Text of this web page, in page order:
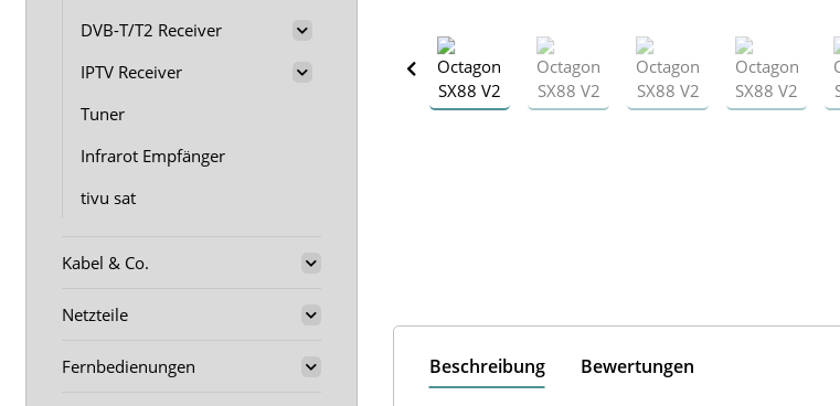
Beschreibung Bewertungen
DVB-T/T2 Receiver
IPTV Receiver
Tuner
Infrarot Empfänger
tivu sat
Kabel & Co.
Netzteile
Fernbedienungen